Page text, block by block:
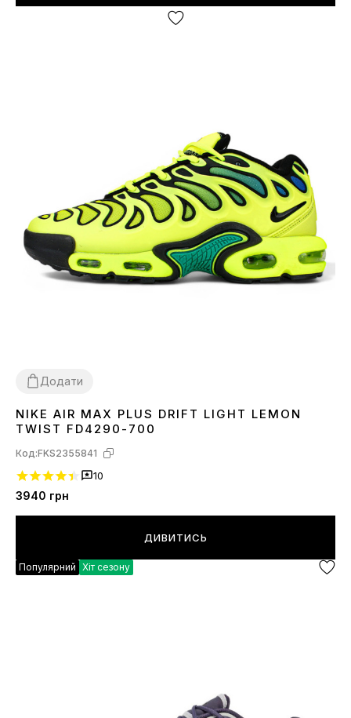
Додати
4142 4445
NIKE AIR MAX PLUS DRIFT LIGHT LEMON
TWIST FD4290-700
Код:FKS2355841
10
3940 грн
ДИВИТИСЬ
Популярний Хіт сезону